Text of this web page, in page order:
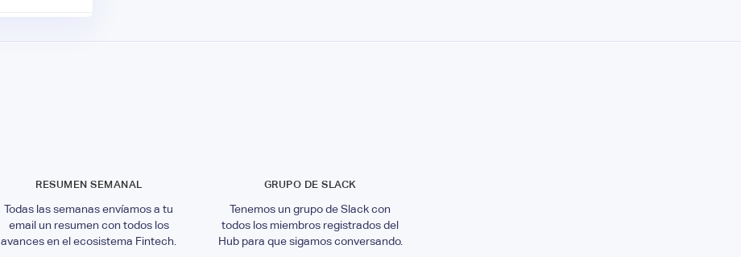
RESUMEN SEMANAL
Todas las semanas envíamos a tu
email un resumen con todos los
avances en el ecosistema Fintech.
GRUPO DE SLACK
Tenemos un grupo de Slack con
todos los miembros registrados del
Hub para que sigamos conversando.